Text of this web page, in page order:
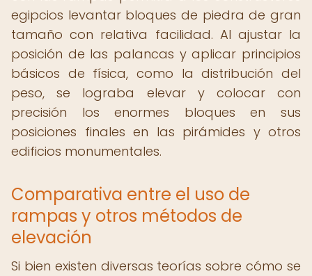
egipcios levantar bloques de piedra de gran
tamaño con relativa facilidad. Al ajustar la
posición de las palancas y aplicar principios
básicos de física, como la distribución del
peso, se lograba elevar y colocar con
precisión los enormes bloques en sus
posiciones finales en las pirámides y otros
edificios monumentales.
Comparativa entre el uso de
rampas y otros métodos de
elevación
Si bien existen diversas teorías sobre cómo se